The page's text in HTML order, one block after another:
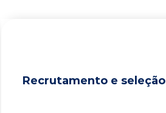
Recrutamento e seleção